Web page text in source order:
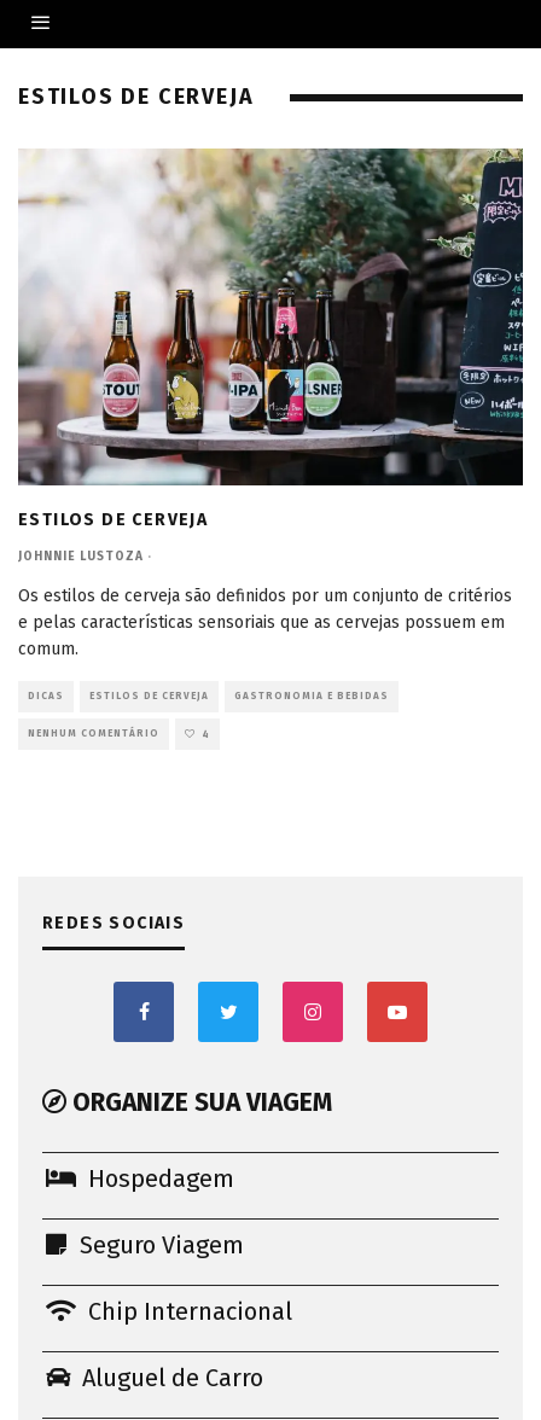
ESTILOS DE CERVEJA
ESTILOS DE CERVEJA
JOHNNIE LUSTOZA ·
Os estilos de cerveja são definidos por um conjunto de critérios
e pelas características sensoriais que as cervejas possuem em
comum.
DICAS ESTILOS DE CERVEJA GASTRONOMIA E BEBIDAS
NENHUM COMENTÁRIO 4
REDES SOCIAIS
ORGANIZE SUA VIAGEM
Hospedagem
Seguro Viagem
Chip Internacional
Aluguel de Carro